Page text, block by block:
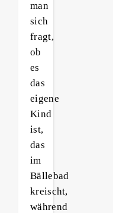
man
sich
fragt,
ob
es
das
eigene
Kind
ist,
das
im
Bällebad
kreischt,
während